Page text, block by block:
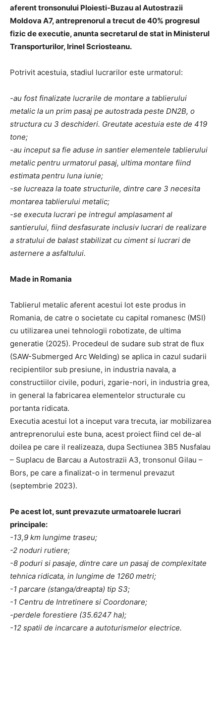
aferent tronsonului Ploiesti-Buzau al Autostrazii
Moldova A7, antreprenorul a trecut de 40% progresul
fizic de executie, anunta secretarul de stat in Ministerul
Transporturilor, Irinel Scriosteanu.
Potrivit acestuia, stadiul lucrarilor este urmatorul:
-au fost finalizate lucrarile de montare a tablierului
metalic la un prim pasaj pe autostrada peste DN2B, o
structura cu 3 deschideri. Greutate acestuia este de 419
tone;
-au inceput sa fie aduse in santier elementele tablierului
metalic pentru urmatorul pasaj, ultima montare fiind
estimata pentru luna iunie;
-se lucreaza la toate structurile, dintre care 3 necesita
montarea tablierului metalic;
-se executa lucrari pe intregul amplasament al
santierului, fiind desfasurate inclusiv lucrari de realizare
a stratului de balast stabilizat cu ciment si lucrari de
asternere a asfaltului.
Made in Romania
Tablierul metalic aferent acestui lot este produs in
Romania, de catre o societate cu capital romanesc (MSI)
cu utilizarea unei tehnologii robotizate, de ultima
generatie (2025). Procedeul de sudare sub strat de flux
(SAW-Submerged Arc Welding) se aplica in cazul sudarii
recipientilor sub presiune, in industria navala, a
constructiilor civile, poduri, zgarie-nori, in industria grea,
in general la fabricarea elementelor structurale cu
portanta ridicata.
Executia acestui lot a inceput vara trecuta, iar mobilizarea
antreprenorului este buna, acest proiect fiind cel de-al
doilea pe care il realizeaza, dupa Sectiunea 3B5 Nusfalau
– Suplacu de Barcau a Autostrazii A3, tronsonul Gilau –
Bors, pe care a finalizat-o in termenul prevazut
(septembrie 2023).
Pe acest lot, sunt prevazute urmatoarele lucrari
principale:
-13,9 km lungime traseu;
-2 noduri rutiere;
-8 poduri si pasaje, dintre care un pasaj de complexitate
tehnica ridicata, in lungime de 1260 metri;
-1 parcare (stanga/dreapta) tip S3;
-1 Centru de Intretinere si Coordonare;
-perdele forestiere (35.6247 ha);
-12 spatii de incarcare a autoturismelor electrice.